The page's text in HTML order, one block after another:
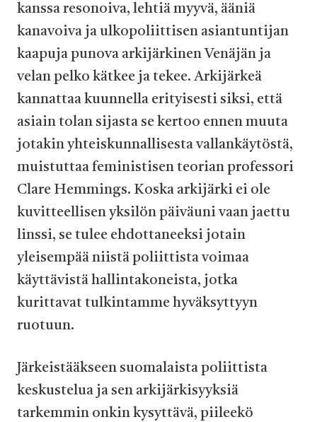
kanssa resonoiva, lehtiä myyvä, ääniä
kanavoiva ja ulkopoliittisen asiantuntijan
kaapuja punova arkijärkinen Venäjän ja
velan pelko kätkee ja tekee. Arkijärkeä
kannattaa kuunnella erityisesti siksi, että
asiain tolan sijasta se kertoo ennen muuta
jotakin yhteiskunnallisesta vallankäytöstä,
muistuttaa feministisen teorian professori
Clare Hemmings. Koska arkijärki ei ole
kuvitteellisen yksilön päiväuni vaan jaettu
linssi, se tulee ehdottaneeksi jotain
yleisempää niistä poliittista voimaa
käyttävistä hallintakoneista, jotka
kurittavat tulkintamme hyväksyttyyn
ruotuun.
Järkeistääkseen suomalaista poliittista
keskustelua ja sen arkijärkisyyksiä
tarkemmin onkin kysyttävä, piileekö